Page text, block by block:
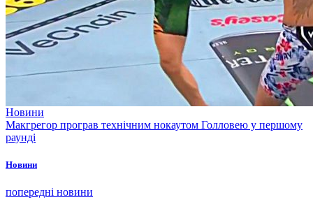
Новини
Макгрегор програв технічним нокаутом Голловею у першому
раунді
Новини
попередні новини